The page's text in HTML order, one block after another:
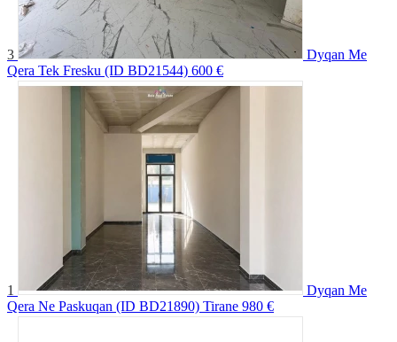
3
Dyqan Me
Qera Tek Fresku (ID BD21544) 600 €
1
Dyqan Me
Qera Ne Paskuqan (ID BD21890) Tirane 980 €